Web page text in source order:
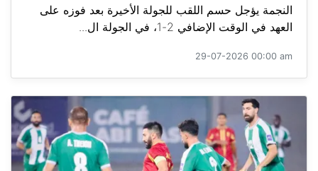
النجمة يؤجل حسم اللقب للجولة الأخيرة بعد فوزه على
العهد في الوقت الإضافي 2-1، في الجولة ال...
29-07-2026 00:00 am